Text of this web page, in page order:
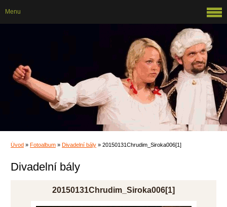
Úvod » Fotoalbum » Divadelní bály » 20150131Chrudim_Siroka006[1]
Divadelní bály
20150131Chrudim_Siroka006[1]
Menu